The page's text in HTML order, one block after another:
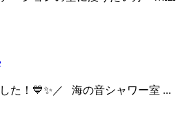
た！💙✨／ 海の音シャワー室 ...